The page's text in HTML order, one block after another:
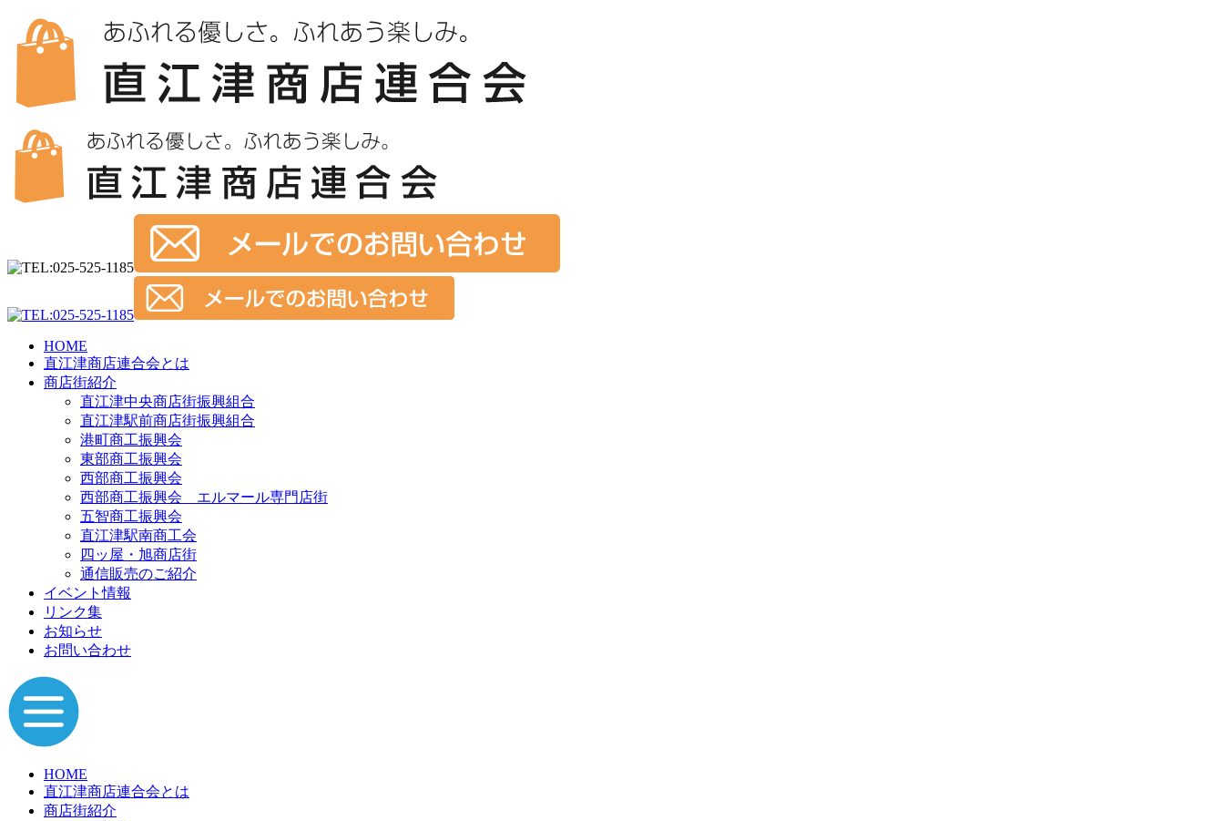
HOME
直江津商店連合会とは
商店街紹介
直江津中央商店街振興組合
直江津駅前商店街振興組合
港町商工振興会
東部商工振興会
西部商工振興会
西部商工振興会 エルマール専門店街
五智商工振興会
直江津駅南商工会
四ッ屋・旭商店街
通信販売のご紹介
イベント情報
リンク集
お知らせ
お問い合わせ
HOME
直江津商店連合会とは
商店街紹介